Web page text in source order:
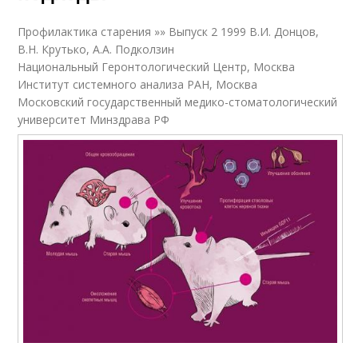
Профилактика старения »» Выпуск 2 1999 В.И. Донцов,
В.Н. Крутько, А.А. Подколзин
Национальный Геронтологический Центр, Москва
Институт системного анализа РАН, Москва
Московский государственный медико-стоматологический
университет Минздрава РФ